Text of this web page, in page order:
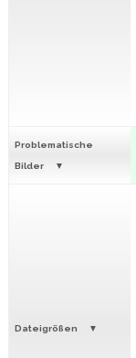
Problematische
Bilder
Dateigrößen